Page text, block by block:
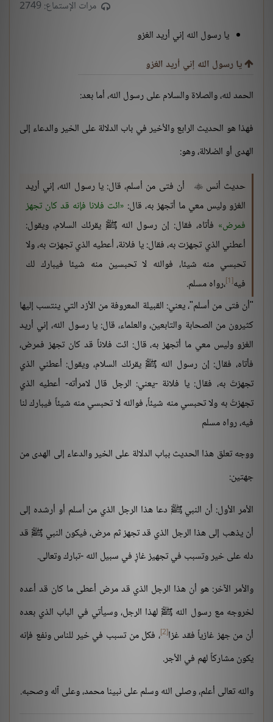
مرات الإستماع: 2749
يا رسول الله إني أريد الغزو
يا رسول الله إني أريد الغزو
الحمد لله، والصلاة والسلام على رسول الله، أما بعد:
فهذا هو الحديث الرابع والأخير في باب الدلالة على الخير والدعاء إلى
الهدى أو الضلالة، وهو:
حديث أنس
أن فتى من أسلم، قال: يا رسول الله، إني أريد
الغزو وليس معي ما أتجهز به، قال: ائت فلانا فإنه قد كان تجهز
فمرض فأتاه، فقال: إن رسول الله ﷺ يقرئك السلام، ويقول:
أعطني الذي تجهزت به، فقال: يا فلانة، أعطيه الذي تجهزت به، ولا
تحبسي منه شيئا، فوالله لا تحبسين منه شيئا فيبارك لك
فيه[1] ،رواه مسلم.
"أن فتى من أسلم"، يعني: القبيلة المعروفة من الأزد التي ينتسب إليها
كثيرون من الصحابة والتابعين، والعلماء، قال: يا رسول الله، إني أريد
الغزو وليس معي ما أتجهز به، قال: ائت فلاناً قد كان تجهز فمرض،
فأتاه، فقال: إن رسول الله ﷺ يقرئك السلام، ويقول: أعطني الذي
تجهزتَ به، فقال: يا فلانة -يعني: الرجل قال لامرأته- أعطيه الذي
تجهزتُ به ولا تحبسي منه شيئاً، فوالله لا تحبسي منه شيئاً فيبارك لنا
فيه، رواه مسلم
ووجه تعلق هذا الحديث بباب الدلالة على الخير والدعاء إلى الهدى من
جهتين:
الأمر الأول: أن النبي ﷺ دعا هذا الرجل الذي من أسلم أو أرشده إلى
أن يذهب إلى هذا الرجل الذي قد تجهز ثم مرض، فيكون النبي ﷺ قد
دله على خير وتسبب في تجهيز غازٍ في سبيل الله -تبارك وتعالى.
والأمر الآخر: هو أن هذا الرجل الذي قد مرض أعطى ما كان قد أعده
لخروجه مع رسول الله ﷺ لهذا الرجل، وسيأتي في الباب الذي بعده
أن من جهز غازياً فقد غزا[2] ، فكل من تسبب في خير للناس ونفع فإنه
يكون مشاركاً لهم في الأجر.
والله تعالى أعلم، وصلى الله وسلم على نبينا محمد، وعلى آله وصحبه.